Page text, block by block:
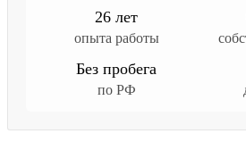
26 лет
опыта работы
Без пробега
по РФ